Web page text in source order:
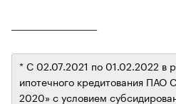
* C 02.07.2021 по 01.02.2022 в
ипотечного кредитования ПАО
2020» с условием